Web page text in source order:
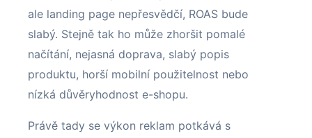
ale landing page nepřesvědčí, ROAS bude
slabý. Stejně tak ho může zhoršit pomalé
načítání, nejasná doprava, slabý popis
produktu, horší mobilní použitelnost nebo
nízká důvěryhodnost e-shopu.
Právě tady se výkon reklam potkává s